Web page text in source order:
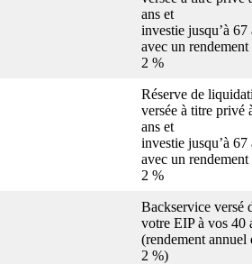
ans et
investie jusqu’à 67
avec un rendement
2 %
Réserve de
versée à titre privé
ans et
investie jusqu’à 67
avec un rendement
2 %
Backservice versé
votre EIP à vos 40
(rendement annuel
2 %)